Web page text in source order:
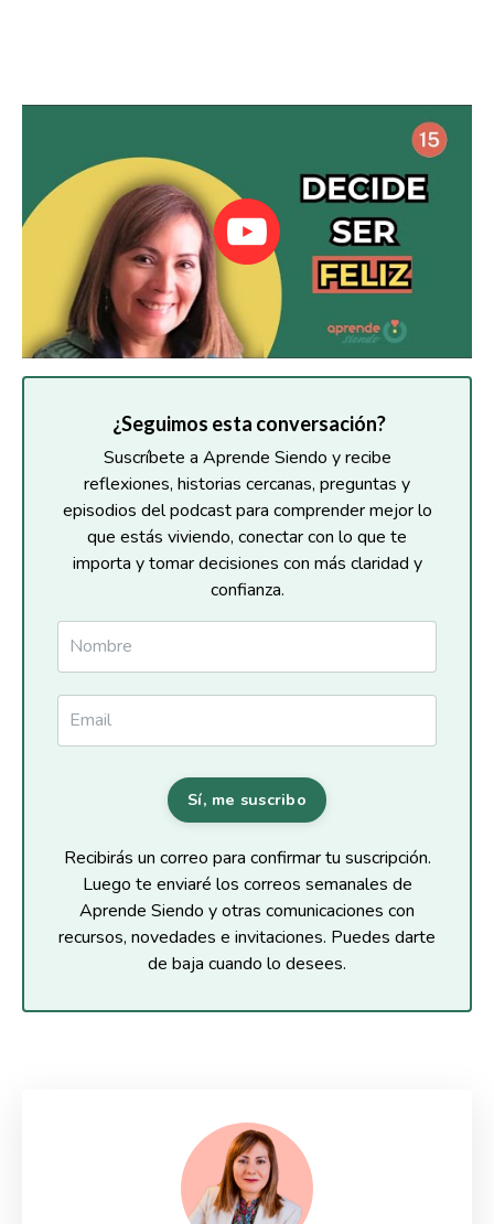
¿Seguimos esta conversación?
Suscríbete a Aprende Siendo y recibe
reflexiones, historias cercanas, preguntas y
episodios del podcast para comprender mejor lo
que estás viviendo, conectar con lo que te
importa y tomar decisiones con más claridad y
confianza.
Sí, me suscribo
Recibirás un correo para confirmar tu suscripción.
Luego te enviaré los correos semanales de
Aprende Siendo y otras comunicaciones con
recursos, novedades e invitaciones. Puedes darte
de baja cuando lo desees.